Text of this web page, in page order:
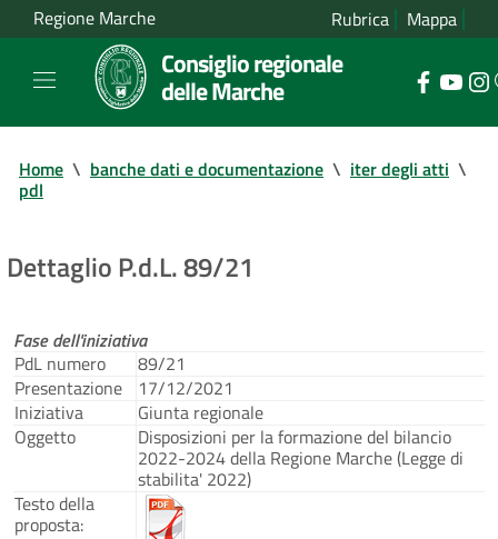
Regione Marche Rubrica Mappa
Consiglio regionale
delle Marche
Home \ banche dati e documentazione \ iter degli atti \
pdl
Dettaglio P.d.L. 89/21
Fase dell'iniziativa
PdL numero
89/21
Presentazione
17/12/2021
Iniziativa
Giunta regionale
Oggetto
Disposizioni per la formazione del bilancio
2022-2024 della Regione Marche (Legge di
stabilita' 2022)
Testo della
proposta: